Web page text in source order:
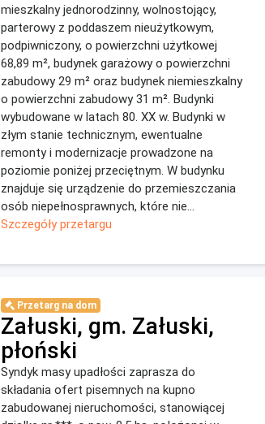
mieszkalny jednorodzinny, wolnostojący,
parterowy z poddaszem nieużytkowym,
podpiwniczony, o powierzchni użytkowej
68,89 m², budynek garażowy o powierzchni
zabudowy 29 m² oraz budynek niemieszkalny
o powierzchni zabudowy 31 m². Budynki
wybudowane w latach 80. XX w. Budynki w
złym stanie technicznym, ewentualne
remonty i modernizacje prowadzone na
poziomie poniżej przeciętnym. W budynku
znajduje się urządzenie do przemieszczania
osób niepełnosprawnych, które nie...
Szczegóły przetargu
Przetarg na dom
Załuski, gm. Załuski,
płoński
Syndyk masy upadłości zaprasza do
składania ofert pisemnych na kupno
zabudowanej nieruchomości, stanowiącej